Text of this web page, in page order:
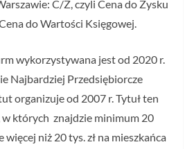
C/Z, czyli Cena do Zysku
do Wartości Księgowej.
wykorzystywana jest od 2020 r.
Najbardziej Przedsiębiorcze
organizuje od 2007 r. Tytuł ten
w których znajdzie minimum 20
więcej niż 20 tys. zł na mieszkańca